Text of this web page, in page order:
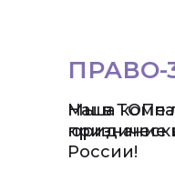
Наша
признание
Мы в ТОПе
России!
ПРАВО-